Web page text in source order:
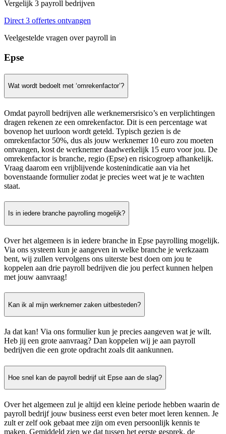
Vergelijk 3 payroll bedrijven
Direct 3 offertes ontvangen
Veelgestelde vragen over payroll in
Epse
Wat wordt bedoelt met ‘omrekenfactor’?
Omdat payroll bedrijven alle werknemersrisico’s en verplichtingen
dragen rekenen ze een omrekenfactor. Dit is een percentage wat
bovenop het uurloon wordt geteld. Typisch gezien is de
omrekenfactor 50%, dus als jouw werknemer 10 euro zou moeten
ontvangen, kost de werknemer daadwerkelijk 15 euro voor jou. De
omrekenfactor is branche, regio (Epse) en risicogroep afhankelijk.
Vraag daarom een vrijblijvende kostenindicatie aan via het
bovenstaande formulier zodat je precies weet wat je te wachten
staat.
Is in iedere branche payrolling mogelijk?
Over het algemeen is in iedere branche in Epse payrolling mogelijk.
Via ons systeem kun je aangeven in welke branche je werkzaam
bent, wij zullen vervolgens ons uiterste best doen om jou te
koppelen aan drie payroll bedrijven die jou perfect kunnen helpen
met jouw aanvraag!
Kan ik al mijn werknemer zaken uitbesteden?
Ja dat kan! Via ons formulier kun je precies aangeven wat je wilt.
Heb jij een grote aanvraag? Dan koppelen wij je aan payroll
bedrijven die een grote opdracht zoals dit aankunnen.
Hoe snel kan de payroll bedrijf uit Epse aan de slag?
Over het algemeen zul je altijd een kleine periode hebben waarin de
payroll bedrijf jouw business eerst even beter moet leren kennen. Je
zult er zelf ook gebaat mee zijn om even persoonlijk kennis te
maken. Gemiddeld zien we dat tussen het eerste gesprek, de